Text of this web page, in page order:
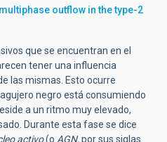
outflow in the type-2
que se encuentran en el
tener una influencia
las mismas. Esto ocurre
negro está consumiendo
a un ritmo muy elevado,
Durante esta fase se dice
activo(o AGN,por sus siglas